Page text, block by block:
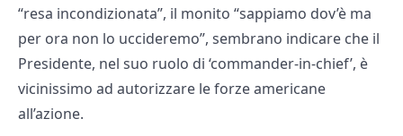
“resa incondizionata”, il monito “sappiamo dov’è ma
per ora non lo uccideremo”, sembrano indicare che il
Presidente, nel suo ruolo di ‘commander-in-chief’, è
vicinissimo ad autorizzare le forze americane
all’azione.